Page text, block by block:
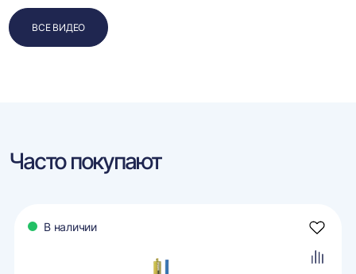
ВСЕ ВИДЕО
Часто покупают
В наличии